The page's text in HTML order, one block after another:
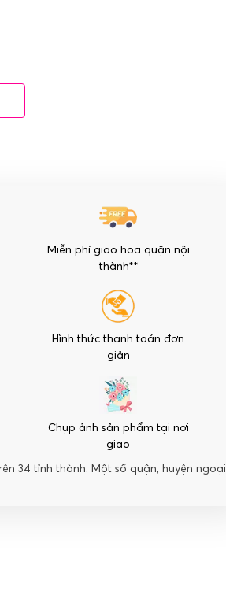
Miễn phí giao hoa quận nội
thành**
Hình thức thanh toán đơn
giản
Chụp ảnh sản phẩm tại nơi
giao
34 tỉnh thành. Một số quận, huyện ngoại